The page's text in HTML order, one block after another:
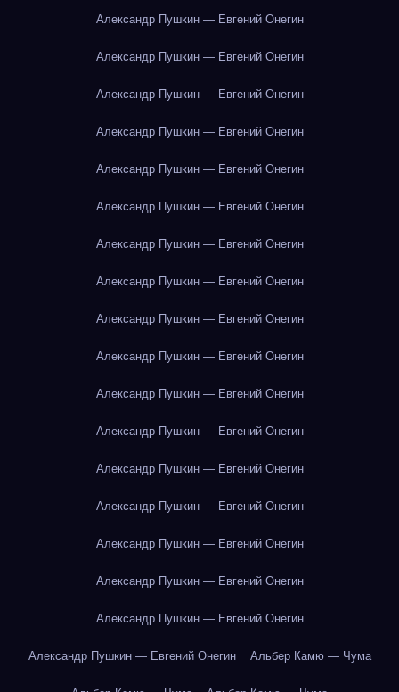
Александр Пушкин — Евгений Онегин
Александр Пушкин — Евгений Онегин
Александр Пушкин — Евгений Онегин
Александр Пушкин — Евгений Онегин
Александр Пушкин — Евгений Онегин
Александр Пушкин — Евгений Онегин
Александр Пушкин — Евгений Онегин
Александр Пушкин — Евгений Онегин
Александр Пушкин — Евгений Онегин
Александр Пушкин — Евгений Онегин
Александр Пушкин — Евгений Онегин
Александр Пушкин — Евгений Онегин
Александр Пушкин — Евгений Онегин
Александр Пушкин — Евгений Онегин
Александр Пушкин — Евгений Онегин
Александр Пушкин — Евгений Онегин
Александр Пушкин — Евгений Онегин
Александр Пушкин — Евгений Онегин Альбер Камю — Чума